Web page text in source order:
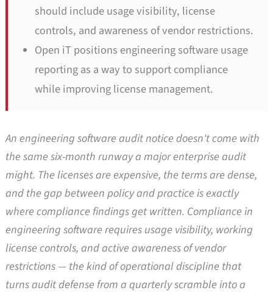
should include usage visibility, license
controls, and awareness of vendor restrictions.
Open iT positions engineering software usage
reporting as a way to support compliance
while improving license management.
An engineering software audit notice doesn't come with
the same six-month runway a major enterprise audit
might. The licenses are expensive, the terms are dense,
and the gap between policy and practice is exactly
where compliance findings get written. Compliance in
engineering software requires usage visibility, working
license controls, and active awareness of vendor
restrictions — the kind of operational discipline that
turns audit defense from a quarterly scramble into a